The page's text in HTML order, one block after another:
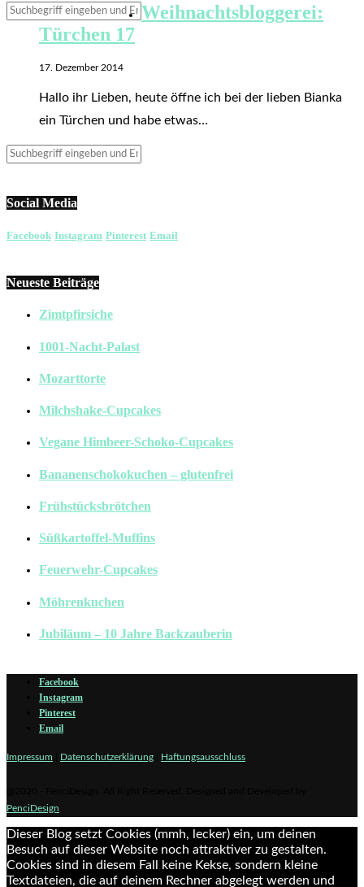
Weihnachtsbloggerei:
Türchen 17
17. Dezember 2014
Hallo ihr Lieben, heute öffne ich bei der lieben Bianka
ein Türchen und habe etwas…
Social Media
Facebook Instagram Pinterest Email
Neueste Beiträge
Zimtpfirsiche
1001-Nacht-Palast
Mozarttorte
Milchshake-Cupcakes
Vegane Himbeer-Schoko-Cupcakes
Bananenschokokuchen – glutenfrei
Frühstücksbrötchen
Süßkartoffel-Muffins
Feuerwehr-Cupcakes
Möhrenkuchen
Jubiläum – 10 Jahre Backzauberin
Facebook
Instagram
Pinterest
Email
Impressum Datenschutzerklärung Haftungsausschluss
PenciDesign
Dieser Blog setzt Cookies (mmh, lecker) ein, um deinen
Besuch auf dieser Website noch attraktiver zu gestalten.
Cookies sind in diesem Fall keine Kekse, sondern kleine
Textdateien, die auf deinem Rechner abgelegt werden und